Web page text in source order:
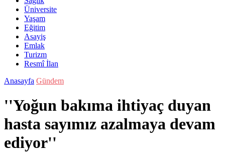
Üniversite
Yaşam
Eğitim
Asayiş
Emlak
Turizm
Resmî İlan
Anasayfa Gündem
''Yoğun bakıma ihtiyaç duyan
hasta sayımız azalmaya devam
ediyor''